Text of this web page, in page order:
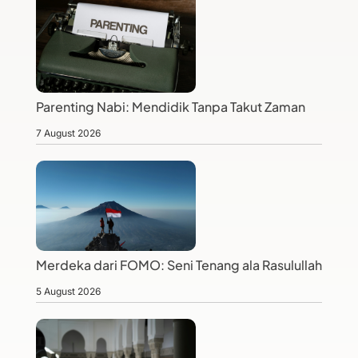
Parenting Nabi: Mendidik Tanpa Takut Zaman
7 August 2026
Merdeka dari FOMO: Seni Tenang ala Rasulullah
5 August 2026